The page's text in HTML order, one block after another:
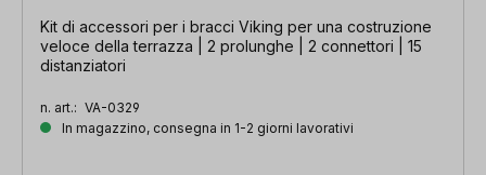
Kit di accessori per i bracci Viking per una costruzione
veloce della terrazza | 2 prolunghe | 2 connettori | 15
distanziatori
n. art.: VA-0329
In magazzino, consegna in 1-2 giorni lavorativi